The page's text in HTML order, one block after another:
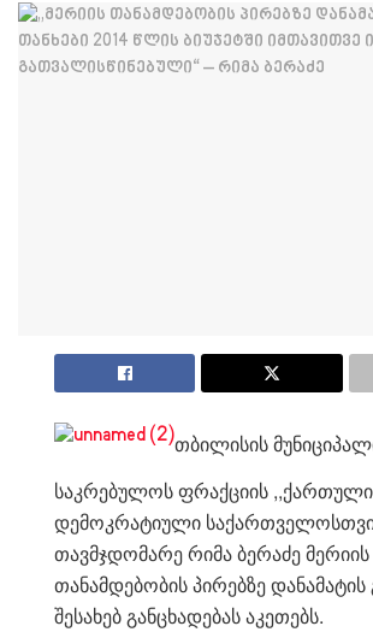
თბილისის
საკრებულოს ფრაქციის ,,ქართული
დემოკრატიული
თავმჯდომარე რიმა ბერაძე მერიის
თანამდებობის პირებზე დანამატის
შესახებ განცხადებას აკეთებს.